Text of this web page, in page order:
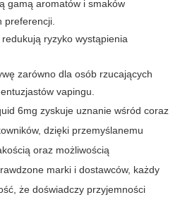
gamą aromatów i smaków
preferencji.
ryzyko wystąpienia
zarówno dla osób rzucających
vapingu.
6mg zyskuje uznanie wśród coraz
dzięki przemyślanemu
oraz możliwością
marki i dostawców, każdy
że doświadczy przyjemności